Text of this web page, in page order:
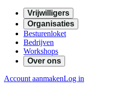
Vrijwilligers
Organisaties
Besturenloket
Bedrijven
Workshops
Over ons
Account aanmakenLog in